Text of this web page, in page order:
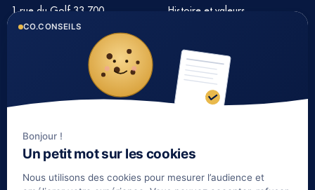
1 rue du Golf 33 700
MERIGNAC
Tél : 05 35 54 22 54
Histoire et valeurs
Nos partenaires
Notre méthode
Nos tarifs immobilier
LIENS UTILES
Informations complémentaires
Mentions légales
CO.CONSEILS
Bonjour !
Un petit mot sur les cookies
Nous utilisons des cookies pour mesurer l’audience et